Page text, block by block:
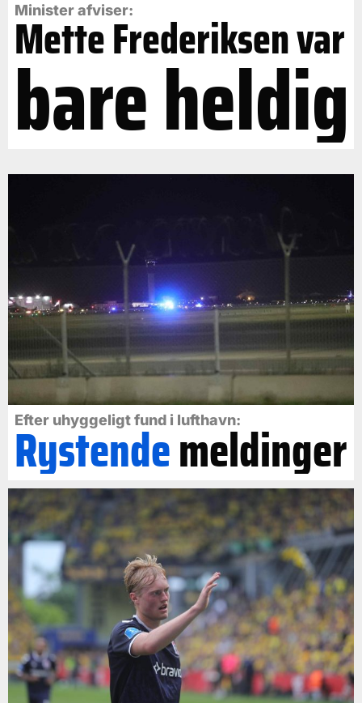
Minister afviser:
Mette Frederiksen var
bare heldig
Efter uhyggeligt fund i lufthavn:
Rystendemeldinger